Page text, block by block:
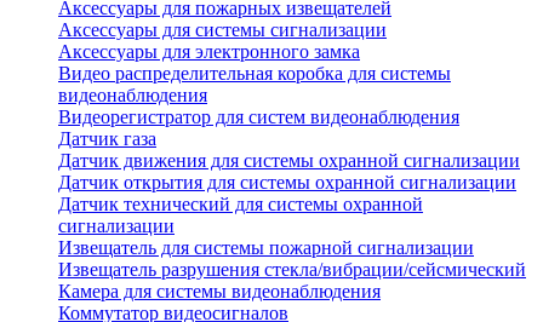
Аксессуары для пожарных извещателей
Аксессуары для системы сигнализации
Аксессуары для электронного замка
Видео распределительная коробка для системы
видеонаблюдения
Видеорегистратор для систем видеонаблюдения
Датчик газа
Датчик движения для системы охранной сигнализации
Датчик открытия для системы охранной сигнализации
Датчик технический для системы охранной
сигнализации
Извещатель для системы пожарной сигнализации
Извещатель разрушения стекла/вибрации/сейсмический
Камера для системы видеонаблюдения
Коммутатор видеосигналов